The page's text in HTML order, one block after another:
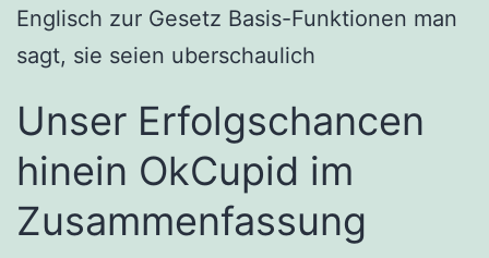
Englisch zur Gesetz Basis-Funktionen man
sagt, sie seien uberschaulich
Unser Erfolgschancen
hinein OkCupid im
Zusammenfassung